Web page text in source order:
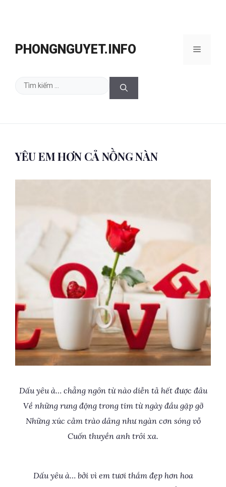
PHONGNGUYET.INFO Menu
Tìm
YÊU EM HƠN CẢ NỒNG NÀN
Dấu yêu à… chẳng ngôn từ nào diễn tả hết được đâu
Về những rung động trong tim từ ngày đầu gặp gỡ
Những xúc cảm trào dâng như ngàn cơn sóng vỗ
Cuốn thuyền anh trôi xa.
Dấu yêu à… bởi vì em tươi thắm đẹp hơn hoa